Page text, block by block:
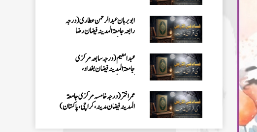
ابو برہان عبدالرحمن عطاری (درجہ
رابعہ جامعۃالمدینہ فیضان رضا
عبدالمقیم (درجہ سابعہ مرکزی
جامعۃالمدینہ فیضان بغداد،
عمر اختر (درجہ خامسہ مرکزی جامعۃ
المدینہ فیضان مدینہ ،کراچی،پاکستان)